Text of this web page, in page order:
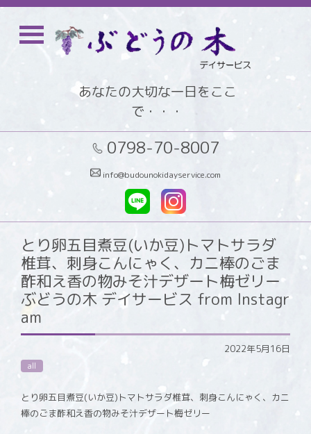
あなたの大切な一日をここ
で・・・
0798-70-8007
info@budounokidayservice.com
とり卵五目煮豆(いか豆)トマトサラダ
椎茸、刺身こんにゃく、カニ棒のごま
酢和え香の物みそ汁デザート梅ゼリー
ぶどうの木 デイサービス from Instagr
am
2022年5月16日
all
とり卵五目煮豆(いか豆)トマトサラダ椎茸、刺身こんにゃく、カニ
棒のごま酢和え香の物みそ汁デザート梅ゼリー